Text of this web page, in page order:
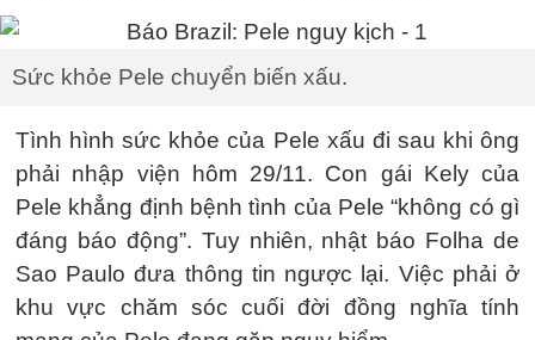
Sức khỏe Pele chuyển biến xấu.
Tình hình sức khỏe của Pele xấu đi sau khi ông
phải nhập viện hôm 29/11. Con gái Kely của
Pele khẳng định bệnh tình của Pele “không có gì
đáng báo động”. Tuy nhiên, nhật báo Folha de
Sao Paulo đưa thông tin ngược lại. Việc phải ở
khu vực chăm sóc cuối đời đồng nghĩa tính